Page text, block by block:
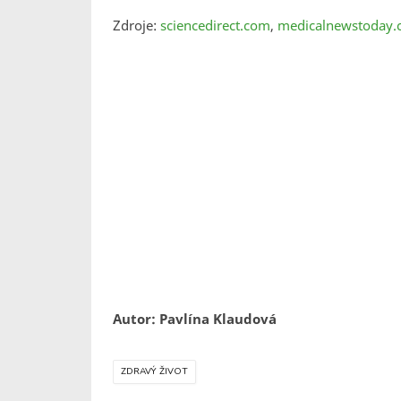
Zdroje: sciencedirect.com,
Autor: Pavlína Klaudová
ZDRAVÝ ŽIVOT